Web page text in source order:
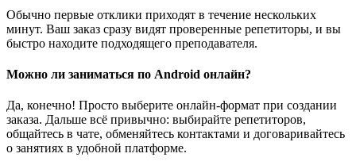
Обычно первые отклики приходят в течение нескольких
минут. Ваш заказ сразу видят проверенные репетиторы, и вы
быстро находите подходящего преподавателя.
Можно ли заниматься по Android онлайн?
Да, конечно! Просто выберите онлайн-формат при создании
заказа. Дальше всё привычно: выбирайте репетиторов,
общайтесь в чате, обменяйтесь контактами и договаривайтесь
о занятиях в удобной платформе.